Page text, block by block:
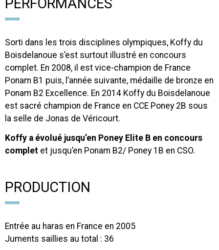
Sorti dans les trois disciplines olympiques, Koffy du
Boisdelanoue s’est surtout illustré en concours
complet. En 2008, il est vice-champion de France
Ponam B1 puis, l’année suivante, médaille de bronze en
Ponam B2 Excellence. En 2014 Koffy du Boisdelanoue
est sacré champion de France en CCE Poney 2B sous
la selle de Jonas de Véricourt.
Koffy a évolué jusqu’en Poney Elite B en concours
complet et jusqu’en Ponam B2/ Poney 1B en CSO.
PRODUCTION
Entrée au haras en France en 2005
Juments saillies au total : 36